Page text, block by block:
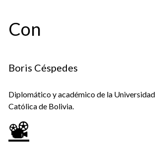
Con
Boris Céspedes
Diplomático y académico de la Universidad
Católica de Bolivia.
📽